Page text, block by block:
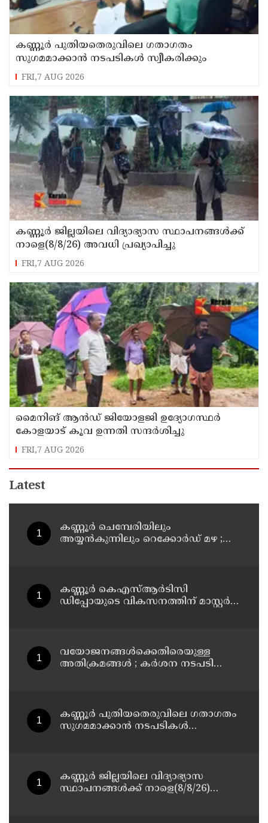
കണ്ണൂർ പുതിയതെരുവിലെ ഗതാഗതം
സുഗമമാക്കാന്‍ നടപടികള്‍ സ്വീകരിക്കും
FRI,7 AUG 2026
കണ്ണൂർ ജില്ലയിലെ വിദ്യാഭ്യാസ സ്ഥാപനങ്ങള്‍ക്ക്
നാളെ(8/8/26) അവധി പ്രഖ്യാപിച്ചു
FRI,7 AUG 2026
മൈനിങ് ആൻഡ്​ ജിയോളജി ഉദ്യോഗസ്ഥർ
കോളയാട് കൂവ ഉന്നതി സന്ദർശിച്ചു
FRI,7 AUG 2026
Latest
കണ്ണൂർ ചെമ്പേരിയിലും
അയ്യൻകുന്നിലും റെക്കോർഡ് മഴ ;
കണ്ണൂർ കെഎസ്ആർടിസി
ഡിപ്പോയുടെ വികസനത്തിന് മാസ്റ്റർ
വയോജനങ്ങൾക്കെതിരെയുള്ള
അതിക്രമങ്ങൾ ; കർശന നടപടി
കണ്ണൂർ പുതിയതെരുവിലെ ഗതാഗതം
സുഗമമാക്കാന്‍ നടപടികള്‍
കണ്ണൂർ ജില്ലയിലെ വിദ്യാഭ്യാസ
സ്ഥാപനങ്ങള്‍ക്ക് നാളെ(8/8/26)